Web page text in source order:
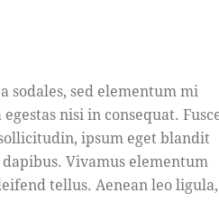
sodales, sed elementum mi
nisi in consequat.
ipsum eget blandit
Vivamus elementum
tellus. Aenean leo ligula,